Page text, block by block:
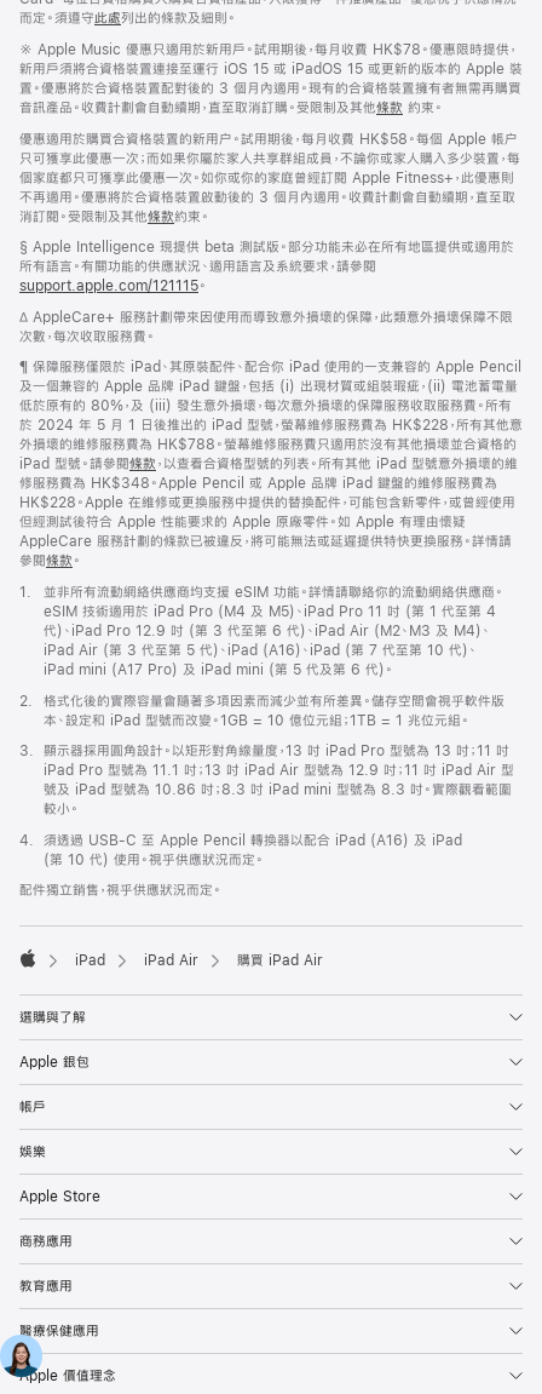
而定。須遵守此處列出的條款及細則。
註
腳
※ Apple Music 優惠只適用於新用戶。試用期後，每月收費 HK$78。優惠限時提供，
新用戶須將合資格裝置連接至運行 iOS 15 或 iPadOS 15 或更新的版本的 Apple 裝
置。優惠將於合資格裝置配對後的 3 個月內適用。現有的合資格裝置擁有者無需再購買
音訊產品。收費計劃會自動續期，直至取消訂購。受限制及其他條款 約束。
優惠適用於購買合資格裝置的新用户。試用期後，每月收費 HK$58。每個 Apple 帳户
只可獲享此優惠一次；而如果你屬於家人共享群組成員，不論你或家人購入多少裝置，每
個家庭都只可獲享此優惠一次。如你或你的家庭曾經訂閱 Apple Fitness+，此優惠則
不再適用。優惠將於合資格裝置啟動後的 3 個月內適用。收費計劃會自動續期，直至取
消訂閱。受限制及其他條款約束。
註
腳
§ Apple Intelligence 現提供 beta 測試版。部分功能未必在所有地區提供或適用於
所有語言。有關功能的供應狀況、適用語言及系統要求，請參閱
support.apple.com/121115(以
視
開
啟)
。
註
腳
∆ AppleCare+ 服務計劃帶來因使用而導致意外損壞的保障，此類意外損壞保障不限
次數，每次收取服務費。
註
腳
¶ 保障服務僅限於 iPad、其原裝配件、配合你 iPad 使用的一支兼容的 Apple Pencil
及一個兼容的 Apple 品牌 iPad 鍵盤，包括 (i) 出現材質或組裝瑕疵，(ii) 電池蓄電量
低於原有的 80%，及 (iii) 發生意外損壞，每次意外損壞的保障服務收取服務費。所有
於 2024 年 5 月 1 日後推出的 iPad 型號，螢幕維修服務費為 HK$228，所有其他意
外損壞的維修服務費為 HK$788。螢幕維修服務費只適用於沒有其他損壞並合資格的
iPad 型號。請參閱條款 ，以查看合資格型號的列表。所有其他 iPad 型號意外損壞的維
修服務費為 HK$348。Apple Pencil 或 Apple 品牌 iPad 鍵盤的維修服務費為
HK$228。Apple 在維修或更換服務中提供的替換配件，可能包含新零件，或曾經使用
但經測試後符合 Apple 性能要求的 Apple 原廠零件。如 Apple 有理由懷疑
AppleCare 服務計劃的條款已被違反，將可能無法或延遲提供特快更換服務。詳情請
參閱條款 。
註
1.
並非所有流動網絡供應商均支援 eSIM 功能。詳情請聯絡你的流動網絡供應商。
eSIM 技術適用於 iPad Pro (M4 及 M5)、iPad Pro 11 吋 (第 1 代至第 4
代)、iPad Pro 12.9 吋 (第 3 代至第 6 代)、iPad Air (M2、M3 及 M4)、
iPad Air (第 3 代至第 5 代)、iPad (A16)、iPad (第 7 代至第 10 代)、
iPad mini (A17 Pro) 及 iPad mini (第 5 代及第 6 代)。
註
2.
格式化後的實際容量會隨著多項因素而減少並有所差異。儲存空間會視乎軟件版
本、設定和 iPad 型號而改變。1GB = 10 億位元組；1TB = 1 兆位元組。
註
3.
顯示器採用圓角設計。以矩形對角線量度，13 吋 iPad Pro 型號為 13 吋；11 吋
iPad Pro 型號為 11.1 吋；13 吋 iPad Air 型號為 12.9 吋；11 吋 iPad Air 型
號及 iPad 型號為 10.86 吋；8.3 吋 iPad mini 型號為 8.3 吋。實際觀看範圍
較小。
註
4.
須透過 USB-C 至 Apple Pencil 轉換器以配合 iPad (A16) 及 iPad
(第 10 代) 使用。視乎供應狀況而定。
配件獨立銷售，視乎供應狀況而定。
iPad iPad Air 購買 iPad Air
選購與了解
Apple 銀包
帳戶
娛樂
Apple Store
商務應用
教育應用
醫療保健應用
Apple 價值理念